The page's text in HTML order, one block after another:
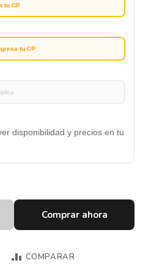
tu CP
tu CP
disponibilidad y precios en tu
Comprar ahora
COMPARAR